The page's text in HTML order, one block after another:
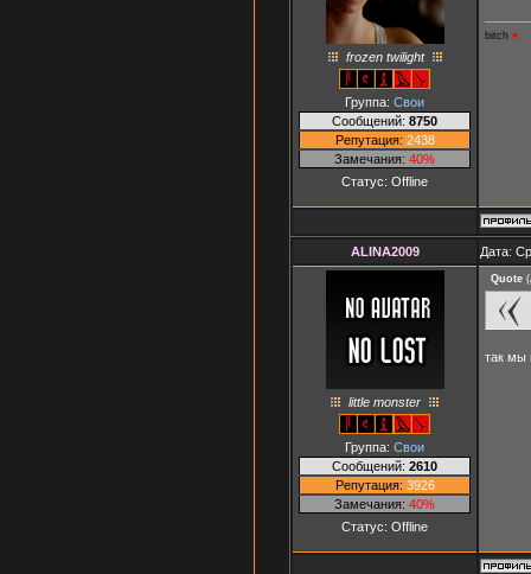
frozen twilight
Группа: Свои
Сообщений: 8750
Репутация: 2438
Замечания: 40%
Статус: Offline
bitch ♥
ALINA2009 Дата:
little monster
Группа: Свои
Сообщений: 2610
Репутация: 3926
Замечания: 40%
Статус: Offline
Quote (
так мы